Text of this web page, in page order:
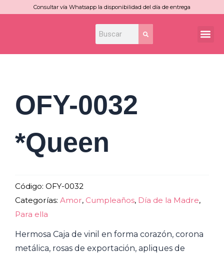
Consultar vía Whatsapp la disponibilidad del día de entrega
Search
OFY-0032
*Queen
Código: OFY-0032
Categorías: Amor, Cumpleaños, Día de la Madre,
Para ella
Hermosa Caja de vinil en forma corazón, corona
metálica, rosas de exportación, apliques de